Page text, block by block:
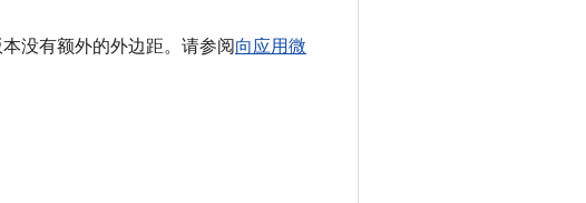
没有额外的外边距。请参阅向应用微